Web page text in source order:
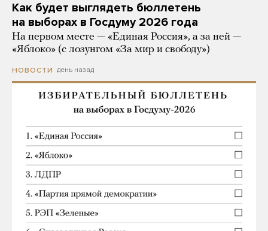
Как будет выглядеть бюллетень
на выборах в Госдуму 2026 года
На первом месте — «Единая Россия», а за ней —
«Яблоко» (с лозунгом «За мир и свободу»)
НОВОСТИ день назад